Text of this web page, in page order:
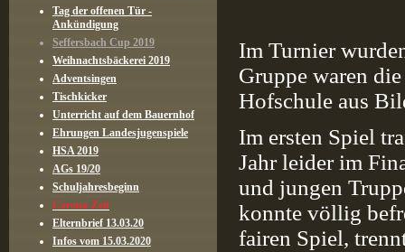
Tag der offenen Tür -
Ankündigung
Seffersbach Cup 2019
Weihnachtsbäckerei 2019
Adventsingen
Tischkicker
Unterricht auf dem Bauernhof
Ehrungen Landesjugenspiele
HSA 2019
AGs 19/20
Schuljahresbeginn
Corona-Zeit
Elternbrief 13.03.20
Infos vom 15.03.2020
Im Turnier
Gruppe waren
Hofschule aus
Im ersten Spiel
Jahr leider im
und jungen
konnte völlig
fairen Spiel,